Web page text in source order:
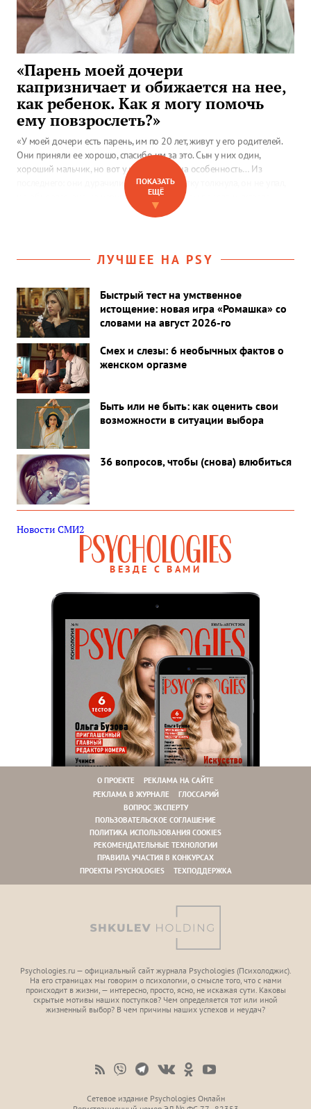
«Парень моей дочери
капризничает и обижается на нее,
как ребенок. Как я могу помочь
ему повзрослеть?»
«У моей дочери есть парень, им по 20 лет, живут у его родителей.
Они приняли ее хорошо, спасибо им за это. Сын у них один,
хороший мальчик, но вот у него есть одна особенность… Из
последнего: они дурачились, она его в шутку толкнула, он не упал,
но обиделся, она не извинилась сразу, потом поняла и сказала
„извини“, но ему этого мало…»
ПОКАЗАТЬ
ЕЩЁ
▼
ЛУЧШЕЕ НА PSY
Быстрый тест на умственное
истощение: новая игра «Ромашка» со
словами на август 2026-го
Смех и слезы: 6 необычных фактов о
женском оргазме
Быть или не быть: как оценить свои
возможности в ситуации выбора
36 вопросов, чтобы (снова) влюбиться
Новости СМИ2
ВЕЗДЕ С ВАМИ
О ПРОЕКТЕ
РЕКЛАМА НА САЙТЕ
РЕКЛАМА В ЖУРНАЛЕ
ГЛОССАРИЙ
ВОПРОС ЭКСПЕРТУ
ПОЛЬЗОВАТЕЛЬСКОЕ СОГЛАШЕНИЕ
ПОЛИТИКА ИСПОЛЬЗОВАНИЯ COOKIES
РЕКОМЕНДАТЕЛЬНЫЕ ТЕХНОЛОГИИ
ПРАВИЛА УЧАСТИЯ В КОНКУРСАХ
ПРОЕКТЫ PSYCHOLOGIES
ТЕХПОДДЕРЖКА
Psychologies.ru — официальный сайт журнала Psychologies (Психoлоджиc).
На его страницах мы говорим о психологии, о смысле того, что с нами
происходит в жизни, — интересно, просто, ясно, не искажая сути. Каковы
скрытые мотивы наших поступков? Чем определяется тот или иной
жизненный выбор? В чем причины наших успехов и неудач?
Сетевое издание Psychologies Онлайн